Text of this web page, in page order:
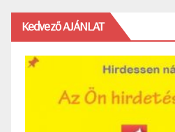
Kedvező AJÁNLAT